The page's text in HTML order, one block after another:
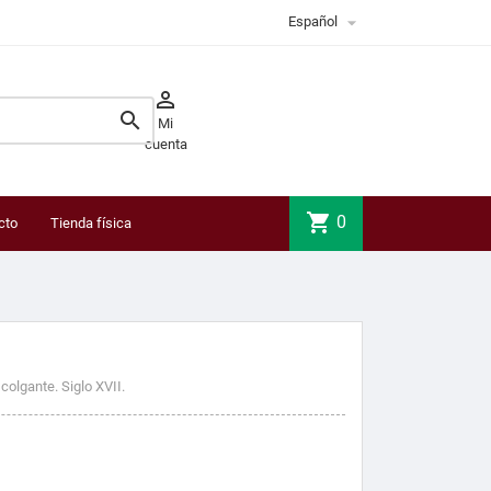
Español 


Mi
cuenta
Tienda física shopping_cart 0
Siglo XVII.